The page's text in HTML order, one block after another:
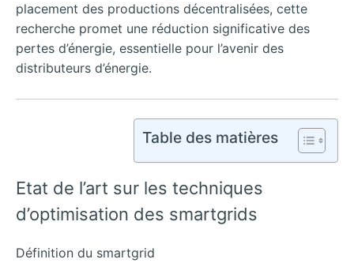
placement des productions décentralisées, cette
recherche promet une réduction significative des
pertes d’énergie, essentielle pour l’avenir des
distributeurs d’énergie.
Table des matières
Etat de l’art sur les techniques
d’optimisation des smartgrids
Définition du smartgrid